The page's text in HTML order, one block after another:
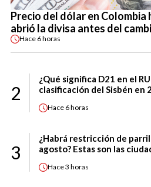
Precio del dólar en Colombia
abrió la divisa antes del
Hace 6 horas
2
¿Qué significa D21 en el
clasificación del Sisbén en
Hace 6 horas
3
¿Habrá restricción de
agosto? Estas son las
Hace3 horas